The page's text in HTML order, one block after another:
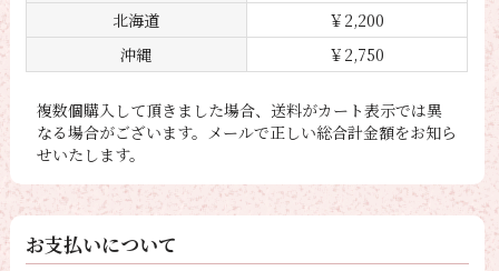
北海道
￥2,200
沖縄
￥2,750
複数個購入して頂きました場合、送料がカート表示では異
なる場合がございます。メールで正しい総合計金額をお知ら
せいたします。
お支払いについて